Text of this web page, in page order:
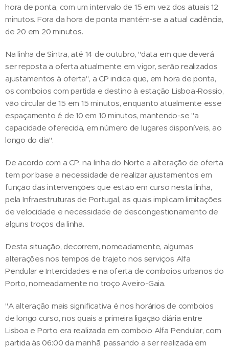
hora de ponta, com um intervalo de 15 em vez dos atuais 12
minutos. Fora da hora de ponta mantém-se a atual cadência,
de 20 em 20 minutos.
Na linha de Sintra, até 14 de outubro, "data em que deverá
ser reposta a oferta atualmente em vigor, serão realizados
ajustamentos à oferta", a CP indica que, em hora de ponta,
os comboios com partida e destino à estação Lisboa-Rossio,
vão circular de 15 em 15 minutos, enquanto atualmente esse
espaçamento é de 10 em 10 minutos, mantendo-se "a
capacidade oferecida, em número de lugares disponíveis, ao
longo do dia".
De acordo com a CP, na linha do Norte a alteração de oferta
tem por base a necessidade de realizar ajustamentos em
função das intervenções que estão em curso nesta linha,
pela Infraestruturas de Portugal, as quais implicam limitações
de velocidade e necessidade de descongestionamento de
alguns troços da linha.
Desta situação, decorrem, nomeadamente, algumas
alterações nos tempos de trajeto nos serviços Alfa
Pendular e Intercidades e na oferta de comboios urbanos do
Porto, nomeadamente no troço Aveiro-Gaia.
"A alteração mais significativa é nos horários de comboios
de longo curso, nos quais a primeira ligação diária entre
Lisboa e Porto era realizada em comboio Alfa Pendular, com
partida às 06:00 da manhã, passando a ser realizada em